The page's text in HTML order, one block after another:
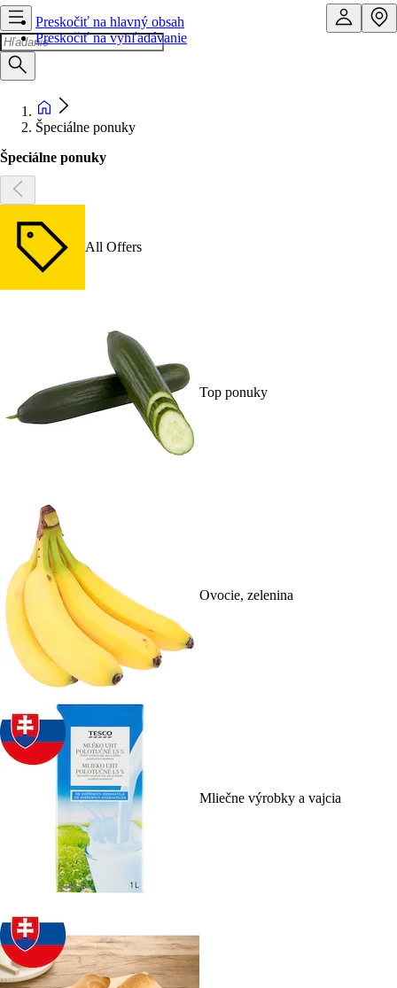
Preskočiť na hlavný obsah
Preskočiť na vyhľadávanie
Špeciálne ponuky
Špeciálne ponuky
All Offers
Top ponuky
Ovocie, zelenina
Mliečne výrobky a vajcia